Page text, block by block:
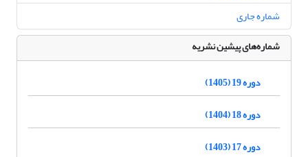
شماره جاری
شماره‌های پیشین نشریه
دوره 19 (1405)
دوره 18 (1404)
دوره 17 (1403)